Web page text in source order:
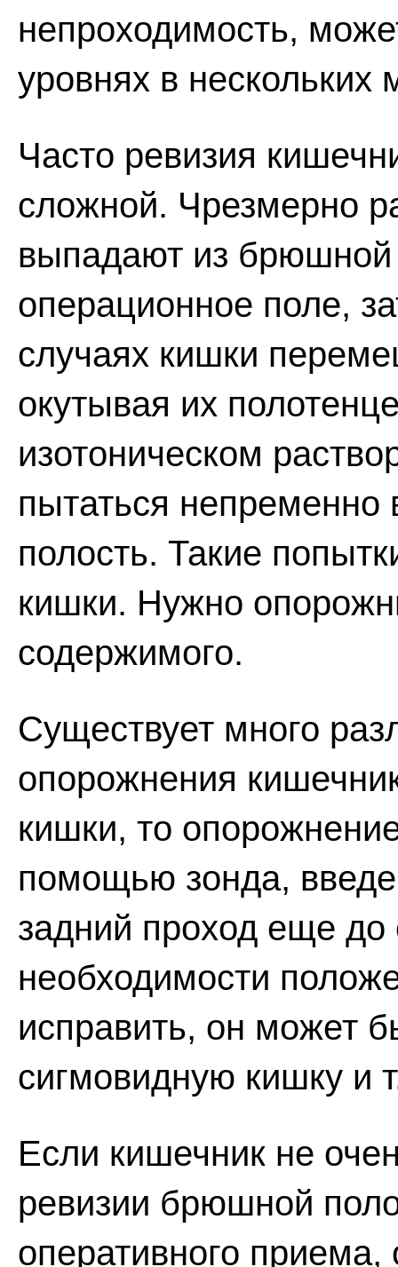
непроходимость,
уровнях в нескольких
Часто ревизия
сложной. Чрезмерно
выпадают из брюшной
операционное поле,
случаях кишки
окутывая их
изотоническом
пытаться
полость. Такие
кишки. Нужно
содержимого.
Существует много
опорожнения
кишки, то
помощью зонда,
задний проход еще
необходимости
исправить, он может
сигмовидную кишку и
Если кишечник не
ревизии брюшной
оперативного